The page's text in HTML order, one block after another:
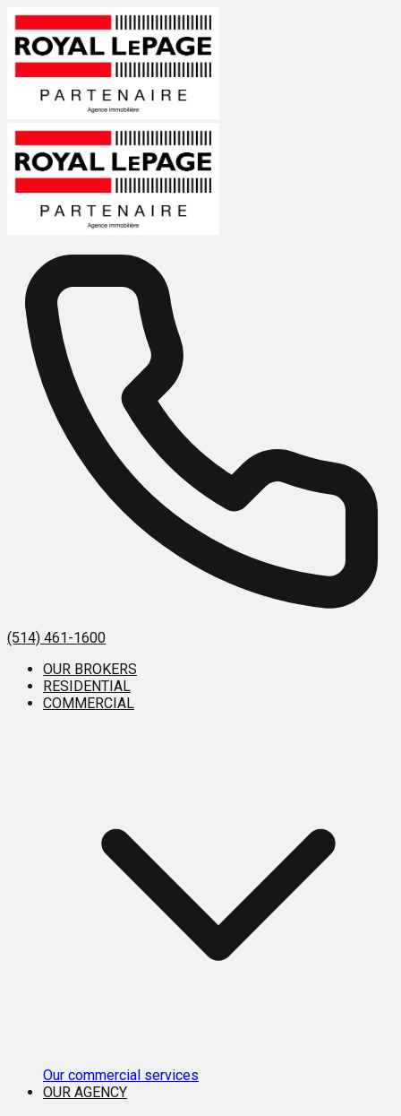
(514) 461-1600
OUR BROKERS
RESIDENTIAL
COMMERCIAL
Our commercial services
OUR AGENCY